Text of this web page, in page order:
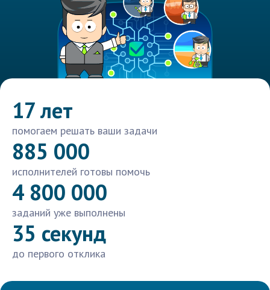
17 лет
помогаем решать ваши задачи
885 000
исполнителей готовы помочь
4 800 000
заданий уже выполнены
35 секунд
до первого отклика